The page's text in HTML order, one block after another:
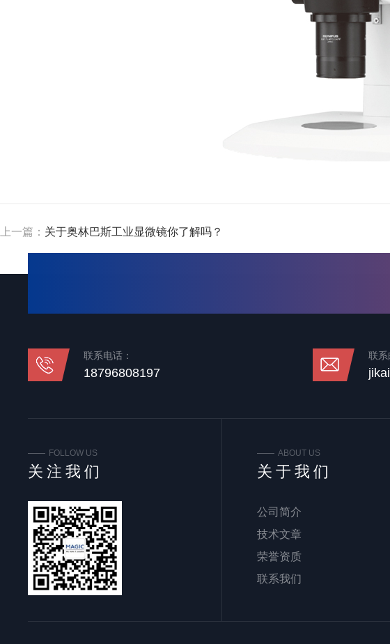
上一篇： 关于奥林巴斯工业显微镜你了解吗？
联系电话：
18796808197
联系
FOLLOW US
关注我们
ABOUT US
关于我们
公司简介
技术文章
荣誉资质
联系我们